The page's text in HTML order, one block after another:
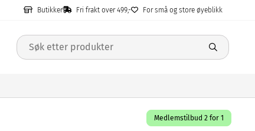
Butikker Fri frakt over 499,- For små og store øyeblikk
Medlemstilbud 2 for 1